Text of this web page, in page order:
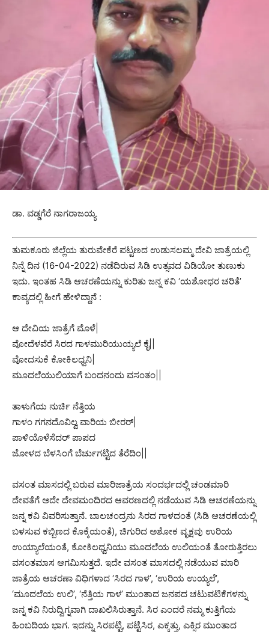
ಡಾ. ವಡ್ಡಗೆರೆ ನಾಗರಾಜಯ್ಯ
ತುಮಕೂರು ಜಿಲ್ಲೆಯ ತುರುವೇಕೆರೆ ಪಟ್ಟಣದ ಉಡುಸಲಮ್ಮ ದೇವಿ ಜಾತ್ರೆಯಲ್ಲಿ
ನಿನ್ನೆ ದಿನ (16-04-2022) ನಡೆದಿರುವ ಸಿಡಿ ಉತ್ಸವದ ವಿಡಿಯೋ ತುಣುಕು
ಇದು. ಇಂತಹ ಸಿಡಿ ಆಚರಣೆಯನ್ನು ಕುರಿತು ಜನ್ನ ಕವಿ ‘ಯಶೋಧರ ಚರಿತೆ’
ಕಾವ್ಯದಲ್ಲಿ ಹೀಗೆ ಹೇಳಿದ್ದಾನೆ :
ಆ ದೇವಿಯ ಜಾತ್ರೆಗೆ ಮೊಳೆ|
ವೋದೆಳವೆರೆ ಸಿರದ ಗಾಳಮುರಿಯುಯ್ಯಲೆ‌ ಕೈ||
ವೋದಸುಕೆ ಕೋಕಿಲಧ್ವನಿ|
ಮೂದಲೆಯುಲಿಯಾಗೆ ಬಂದನಂದು ವಸಂತಂ||
ತಾಳುಗೆಯ ನುರ್ಚಿ ನೆತ್ತಿಯ
ಗಾಳಂ ಗಗನದೊವಿಲ್ವ ವಾರಿಯ ಬೀರರ್|
ಪಾಳಿಯೊಳೆಸೆದರ್ ಪಾಪದ
ಜೋಳದ ಬೆಳಸಿಂಗೆ ಬೆರ್ಚುಗಟ್ಟಿದ ತೆರೆದಿಂ||
ವಸಂತ ಮಾಸದಲ್ಲಿ ಬರುವ ಮಾರಿಜಾತ್ರೆಯ ಸಂದರ್ಭದಲ್ಲಿ ಚಂಡಮಾರಿ
ದೇವತೆಗೆ ಅದೇ ದೇವಮಂದಿರದ ಆವರಣದಲ್ಲಿ ನಡೆಯುವ ಸಿಡಿ ಆಚರಣೆಯನ್ನು
ಜನ್ನ ಕವಿ ವಿವರಿಸುತ್ತಾನೆ. ಬಾಲಚಂದ್ರನು ಸಿರದ ಗಾಳದಂತೆ (ಸಿಡಿ ಆಚರಣೆಯಲ್ಲಿ
ಬಳಸುವ ಕಬ್ಬಿಣದ ಕೊಕ್ಕೆಯಂತೆ), ಚಿಗುರಿದ ಅಶೋಕ ವೃಕ್ಷವು ಉರಿಯ
ಉಯ್ಯಾಲೆಯಂತೆ, ಕೋಕಿಲಧ್ವನಿಯು ಮೂದಲೆಯ ಉಲಿಯಂತೆ ತೋರುತ್ತಿರಲು
ವಸಂತಮಾಸ ಆಗಮಿಸುತ್ತದೆ. ಇದೇ ವಸಂತ ಮಾಸದಲ್ಲಿ ನಡೆಯುವ ಮಾರಿ
ಜಾತ್ರೆಯ ಆಚರಣಾ ವಿಧಿಗಳಾದ ‘ಸಿರದ ಗಾಳ’, ‘ಉರಿಯ ಉಯ್ಯಲೆ’,
‘ಮೂದಲೆಯ ಉಲಿ’, ‘ನೆತ್ತಿಯ ಗಾಳ’ ಮುಂತಾದ ಜನಪದ ಚಟುವಟಿಕೆಗಳನ್ನು
ಜನ್ನ ಕವಿ ನಿರುದ್ವಿಗ್ನವಾಗಿ ದಾಖಲಿಸಿರುತ್ತಾನೆ. ಸಿರ ಎಂದರೆ ನಮ್ಮ ಕುತ್ತಿಗೆಯ
ಹಿಂಬದಿಯ ಭಾಗ. ಇದನ್ನು ಸಿರಪಟ್ಟಿ, ಪಟ್ಟೆಸಿರ, ಎಕ್ಕತ್ತು, ಎಕ್ಸಿರ ಮುಂತಾದ